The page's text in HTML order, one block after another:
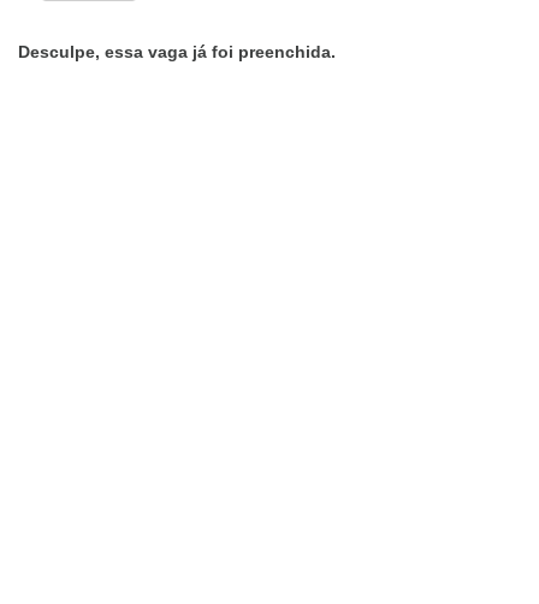
Desculpe, essa vaga já foi preenchida.